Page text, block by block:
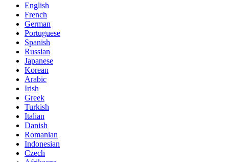
English
French
German
Portuguese
Spanish
Russian
Japanese
Korean
Arabic
Irish
Greek
Turkish
Italian
Danish
Romanian
Indonesian
Czech